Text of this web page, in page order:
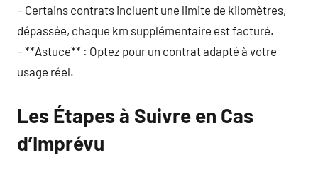
– Certains contrats incluent une limite de kilomètres,
dépassée, chaque km supplémentaire est facturé.
– **Astuce** : Optez pour un contrat adapté à votre
usage réel.
Les Étapes à Suivre en Cas
d’Imprévu